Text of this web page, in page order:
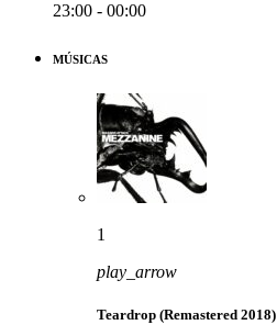
23:00 - 00:00
MÚSICAS
1
play_arrow
Teardrop (Remastered 2018)